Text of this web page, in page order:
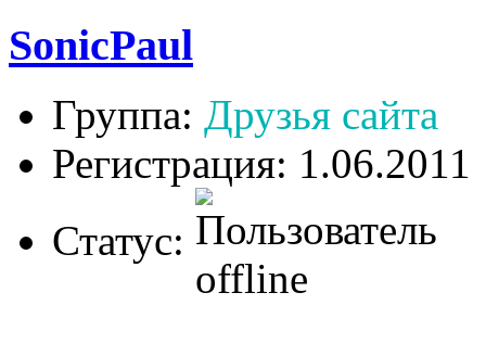
SonicPaul
Группа: Друзья сайта
Регистрация: 1.06.2011
Статус: